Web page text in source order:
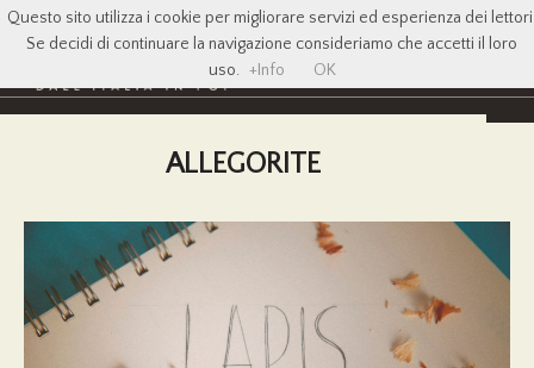
ALLEGORITE
Questo sito utilizza i cookie per migliorare servizi ed esperienza dei
Se decidi di continuare la navigazione consideriamo che accetti il loro
uso. +Info OK